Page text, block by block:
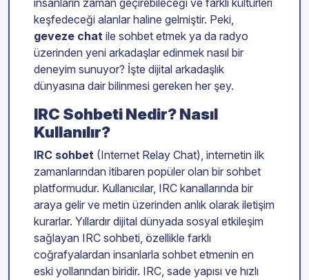
insanların zaman geçirebileceği ve farklı kültürleri
keşfedeceği alanlar haline gelmiştir. Peki,
geveze chat ile sohbet etmek ya da radyo
üzerinden yeni arkadaşlar edinmek nasıl bir
deneyim sunuyor? İşte dijital arkadaşlık
dünyasına dair bilinmesi gereken her şey.
IRC Sohbeti Nedir? Nasıl
Kullanılır?
IRC sohbet (Internet Relay Chat), internetin ilk
zamanlarından itibaren popüler olan bir sohbet
platformudur. Kullanıcılar, IRC kanallarında bir
araya gelir ve metin üzerinden anlık olarak iletişim
kurarlar. Yıllardır dijital dünyada sosyal etkileşim
sağlayan IRC sohbeti, özellikle farklı
coğrafyalardan insanlarla sohbet etmenin en
eski yollarından biridir. IRC, sade yapısı ve hızlı